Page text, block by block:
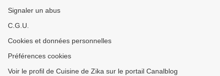
Signaler un abus
C.G.U.
Cookies et données personnelles
Préférences cookies
Voir le profil de Cuisine de Zika sur le portail Canalblog